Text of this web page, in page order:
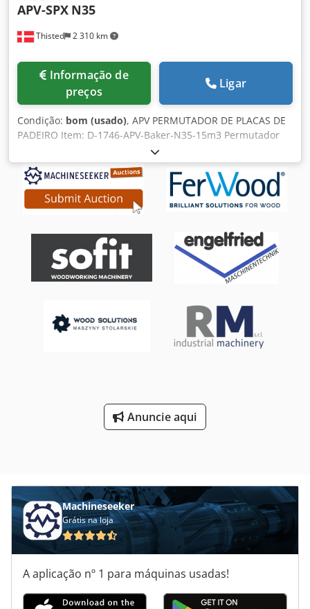
Thisted 2 310 km
APV-SPX N35
preços
Ligar
Condição: bom (usado), APV PERMUTADOR DE PLACAS DE
PADEIRO Item: D-1746-APV-Baker-N35-15m3 Permutador
Trocador de Pasteur de aço inoxidável com 2 secções,
Capacidade 2 x 15 m3, prensa de trabalho 6 Bar, 47,9 m2,
temperatura 120 C, Dwedpoimmb Sjfx An Nea
Anuncie aqui
Machineseeker
Grátis na loja
A aplicação nº 1 para máquinas usadas!